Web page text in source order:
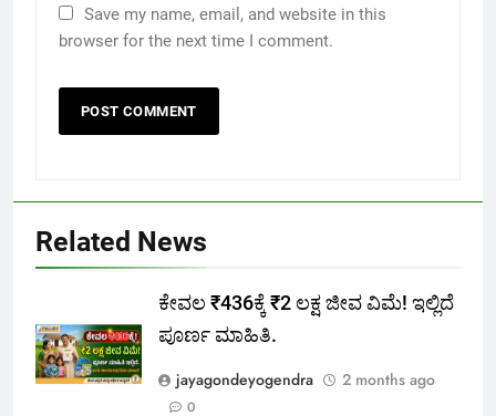
Save my name, email, and website in this
browser for the next time I comment.
Related News
ಕೇವಲ ₹436ಕ್ಕೆ ₹2 ಲಕ್ಷ ಜೀವ ವಿಮೆ! ಇಲ್ಲಿದೆ
ಪೂರ್ಣ ಮಾಹಿತಿ.
jayagondeyogendra
2 months ago
0